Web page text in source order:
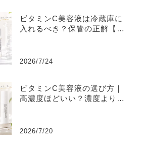
ビタミンC美容液は冷蔵庫に
入れるべき？保管の正解【ラ
2026/7/24
ビタミンC美容液の選び方｜
高濃度ほどいい？濃度より大
2026/7/20